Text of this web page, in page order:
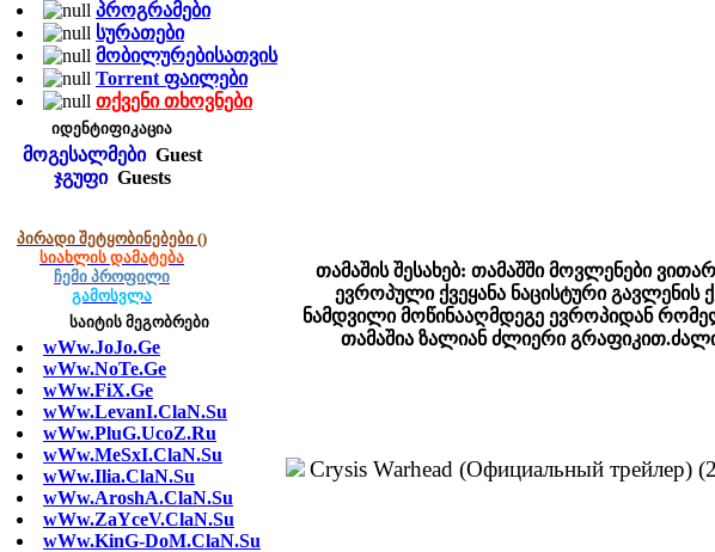
პროგრამები
სურათები
მობილურებისათვის
Torrent ფაილები
თქვენი თხოვნები
იდენტიფიკაცია
მოგესალმები Guest
ჯგუფი Guests
პირადი შეტყობინებები ()
სიახლის დამატება
ჩემი პროფილი
გამოსვლა
საიტის მეგობრები
wWw.JoJo.Ge
wWw.NoTe.Ge
wWw.FiX.Ge
wWw.LevanI.ClaN.Su
wWw.PluG.UcoZ.Ru
wWw.MeSxI.ClaN.Su
wWw.Ilia.ClaN.Su
wWw.AroshA.ClaN.Su
wWw.ZaYceV.ClaN.Su
wWw.KinG-DoM.ClaN.Su
თამაშის შესახებ: თამაშში მოვლენები
ევროპული ქვეყანა ნაცისტური
ნამდვილი მოწინააღმდეგე ევროპიდან
თამაშია ზალიან ძლიერი
Crysis Warhead (Официальный трейлер)